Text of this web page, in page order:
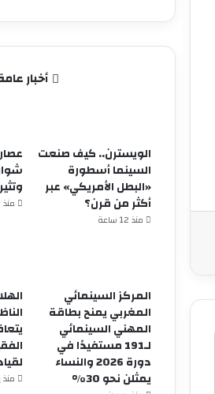
أخبار
الويسترن.. كيف صنعت
السينما أسطورة
«البطل الأمريكي» عبر
أكثر من قرن؟
منذ 12 ساعة
منذ 12 ساعة
المركز السينمائي
المغربي يمنح بطاقة
المهني السينمائي
لـ191 مستفيدًا في
دورة 2026 والنساء
يمثلن نحو 30%